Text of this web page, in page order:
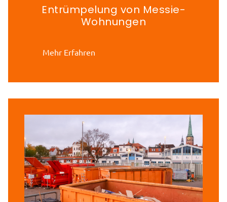
Entrümpelung von Messie-
Wohnungen
Mehr Erfahren